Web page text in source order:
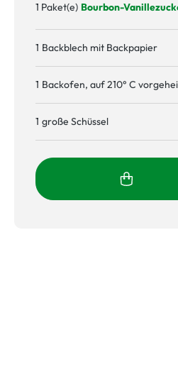
1 Paket(e) Bourbon-
1 Backblech mit Backpapier
1 Backofen, auf 210° C
1 große Schüssel